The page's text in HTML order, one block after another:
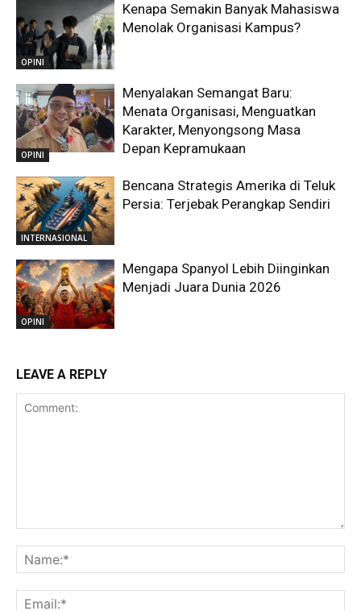
OPINI
Kenapa Semakin Banyak Mahasiswa
Menolak Organisasi Kampus?
OPINI
Menyalakan Semangat Baru:
Menata Organisasi, Menguatkan
Karakter, Menyongsong Masa
Depan Kepramukaan
INTERNASIONAL
Bencana Strategis Amerika di Teluk
Persia: Terjebak Perangkap Sendiri
OPINI
Mengapa Spanyol Lebih Diinginkan
Menjadi Juara Dunia 2026
LEAVE A REPLY